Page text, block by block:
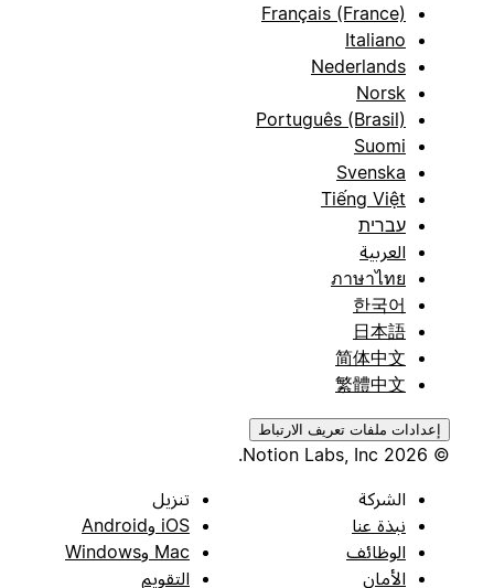
Français (France)
Italiano
Nederlands
Norsk
Português (Brasil)
Suomi
Svenska
Tiếng Việt
עברית
العربية
ภาษาไทย
한국어
日本語
简体中文
繁體中文
إعدادات ملفات تعريف الارتباط
© 2026 Notion Labs, Inc.
الشركة
نبذة عنا
الوظائف
الأمان
تنزيل
iOS وAndroid
Mac وWindows
التقويم